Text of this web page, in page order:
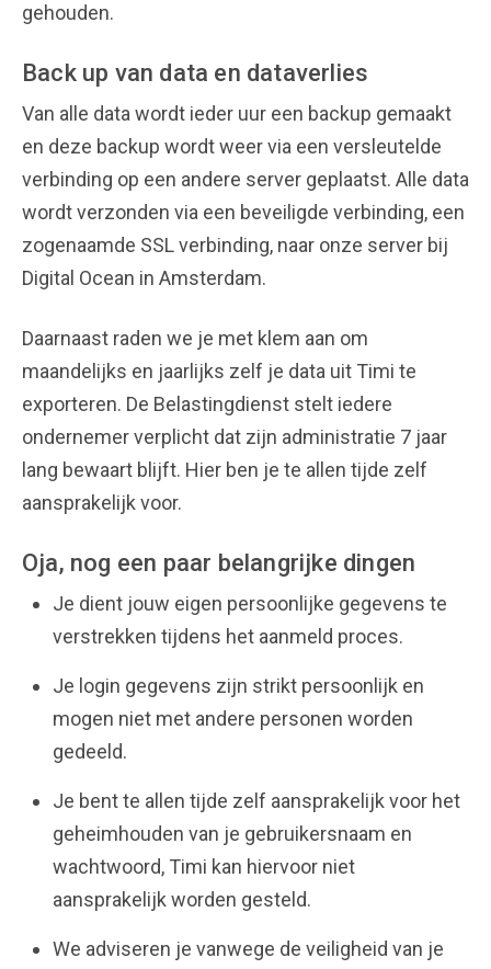
gehouden.
Back up van data en dataverlies
Van alle data wordt ieder uur een backup gemaakt
en deze backup wordt weer via een versleutelde
verbinding op een andere server geplaatst. Alle data
wordt verzonden via een beveiligde verbinding, een
zogenaamde SSL verbinding, naar onze server bij
Digital Ocean in Amsterdam.
Daarnaast raden we je met klem aan om
maandelijks en jaarlijks zelf je data uit Timi te
exporteren. De Belastingdienst stelt iedere
ondernemer verplicht dat zijn administratie 7 jaar
lang bewaart blijft. Hier ben je te allen tijde zelf
aansprakelijk voor.
Oja, nog een paar belangrijke dingen
Je dient jouw eigen persoonlijke gegevens te
verstrekken tijdens het aanmeld proces.
Je login gegevens zijn strikt persoonlijk en
mogen niet met andere personen worden
gedeeld.
Je bent te allen tijde zelf aansprakelijk voor het
geheimhouden van je gebruikersnaam en
wachtwoord, Timi kan hiervoor niet
aansprakelijk worden gesteld.
We adviseren je vanwege de veiligheid van je